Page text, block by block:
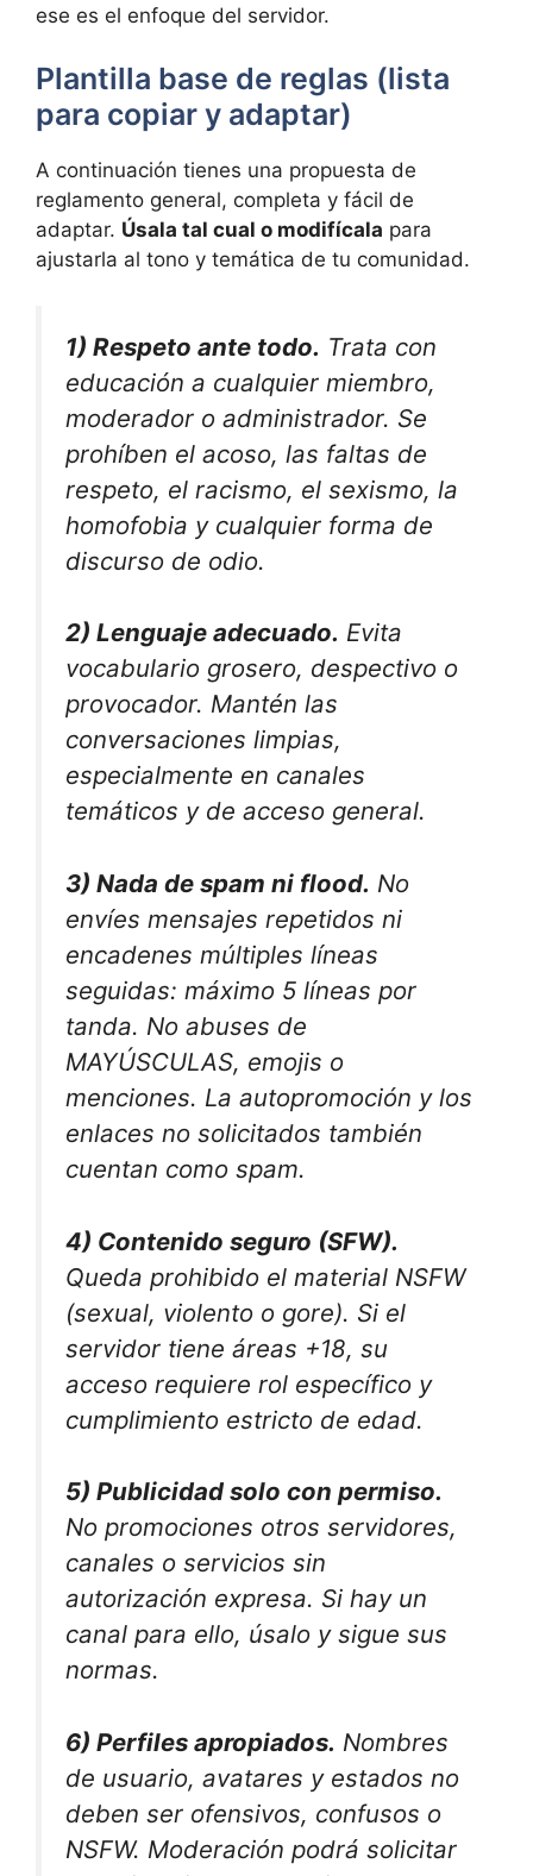
ese es el enfoque del servidor.
Plantilla base de reglas (lista
para copiar y adaptar)
A continuación tienes una propuesta de
reglamento general, completa y fácil de
adaptar. Úsala tal cual o modifícala para
ajustarla al tono y temática de tu comunidad.
1) Respeto ante todo. Trata con
educación a cualquier miembro,
moderador o administrador. Se
prohíben el acoso, las faltas de
respeto, el racismo, el sexismo, la
homofobia y cualquier forma de
discurso de odio.
2) Lenguaje adecuado. Evita
vocabulario grosero, despectivo o
provocador. Mantén las
conversaciones limpias,
especialmente en canales
temáticos y de acceso general.
3) Nada de spam ni flood. No
envíes mensajes repetidos ni
encadenes múltiples líneas
seguidas: máximo 5 líneas por
tanda. No abuses de
MAYÚSCULAS, emojis o
menciones. La autopromoción y los
enlaces no solicitados también
cuentan como spam.
4) Contenido seguro (SFW).
Queda prohibido el material NSFW
(sexual, violento o gore). Si el
servidor tiene áreas +18, su
acceso requiere rol específico y
cumplimiento estricto de edad.
5) Publicidad solo con permiso.
No promociones otros servidores,
canales o servicios sin
autorización expresa. Si hay un
canal para ello, úsalo y sigue sus
normas.
6) Perfiles apropiados. Nombres
de usuario, avatares y estados no
deben ser ofensivos, confusos o
NSFW. Moderación podrá solicitar